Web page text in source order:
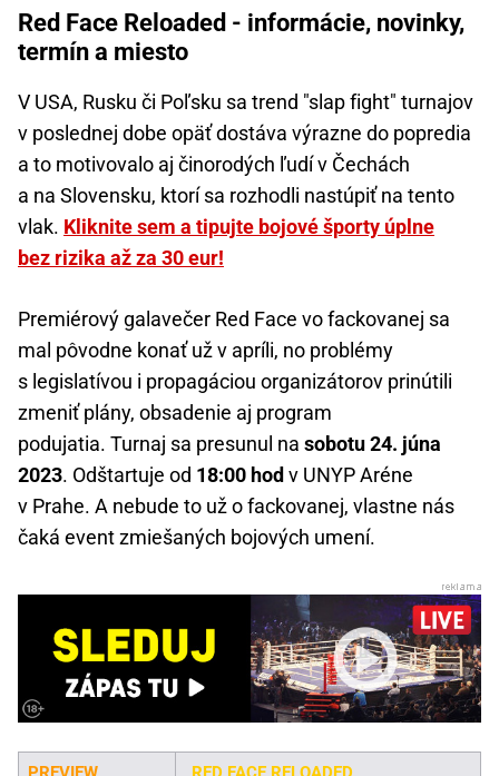
Red Face Reloaded - informácie, novinky,
termín a miesto
V USA, Rusku či Poľsku sa trend "slap fight" turnajov
v poslednej dobe opäť dostáva výrazne do popredia
a to motivovalo aj činorodých ľudí v Čechách
a na Slovensku, ktorí sa rozhodli nastúpiť na tento
vlak. Kliknite sem a tipujte bojové športy úplne
bez rizika až za 30 eur!
Premiérový galavečer Red Face vo fackovanej sa
mal pôvodne konať už v apríli, no problémy
s legislatívou i propagáciou organizátorov prinútili
zmeniť plány, obsadenie aj program
podujatia. Turnaj sa presunul na sobotu 24. júna
2023. Odštartuje od 18:00 hod v UNYP Aréne
v Prahe. A nebude to už o fackovanej, vlastne nás
čaká event zmiešaných bojových umení.